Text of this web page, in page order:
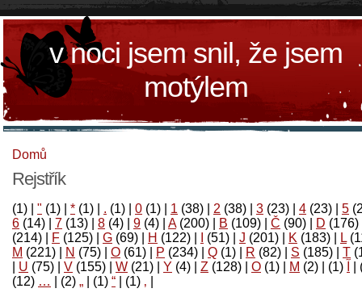
v noci jsem snil, že jsem
motýlem
Domů
Rejstřík
(1) " (1) * (1) . (1) 0 (1) 1 (38) 2 (38) 3 (23) 4 (23) 5
6 (14) 7 (13) 8 (4) 9 (4) A(200) B (109) Č (90) D (176)
(214)
F (125) G (69) H (122) (51) J (201) K (183) L
M (221) N (75) O (61) P (234) Q (1) R (82) S (185) T
U (75) V (155) W (21) Y (4) Z (128) Ο (1) М (2)
(1)
‚
(1)
“
(1)
„
(2)
…
(12)